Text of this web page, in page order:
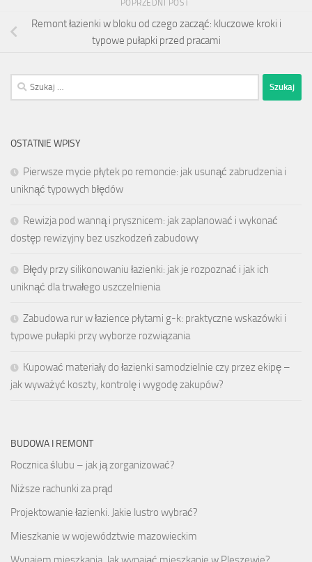
POPRZEDNI POST
Remont łazienki w bloku od czego zacząć: kluczowe kroki i
typowe pułapki przed pracami
Szukaj:
OSTATNIE WPISY
Pierwsze mycie płytek po remoncie: jak usunąć zabrudzenia i
uniknąć typowych błędów
Rewizja pod wanną i prysznicem: jak zaplanować i wykonać
dostęp rewizyjny bez uszkodzeń zabudowy
Błędy przy silikonowaniu łazienki: jak je rozpoznać i jak ich
uniknąć dla trwałego uszczelnienia
Zabudowa rur w łazience płytami g-k: praktyczne wskazówki i
typowe pułapki przy wyborze rozwiązania
Kupować materiały do łazienki samodzielnie czy przez ekipę –
jak wyważyć koszty, kontrolę i wygodę zakupów?
BUDOWA I REMONT
Rocznica ślubu – jak ją zorganizować?
Niższe rachunki za prąd
Projektowanie łazienki. Jakie lustro wybrać?
Mieszkanie w województwie mazowieckim